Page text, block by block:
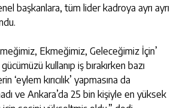
başkanlara, tüm lider kadroya ayrı ayrı
Ekmeğimiz, Geleceğimiz İçin’
kullanıp iş bırakırken bazı
‘eylem kırıcılık’ yapmasına da
ve Ankara’da 25 bin kişiyle en yüksek